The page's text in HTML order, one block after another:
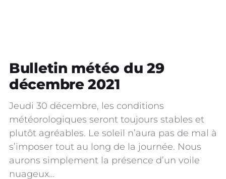
Bulletin météo du 29
décembre 2021
Jeudi 30 décembre, les conditions
météorologiques seront toujours stables et
plutôt agréables. Le soleil n’aura pas de mal à
s’imposer tout au long de la journée. Nous
aurons simplement la présence d’un voile
nuageux…